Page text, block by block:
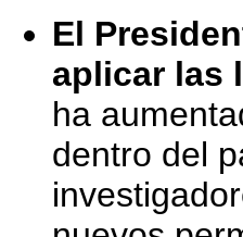
El
aplicar las
ha
dentro del